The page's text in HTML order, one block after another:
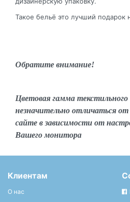
Такое бельё это лучший подарок
Обратите внимание!
Цветовая гамма
незначительно отличаться
сайте в зависимости от
Вашего монитора
Клиентам
О нас